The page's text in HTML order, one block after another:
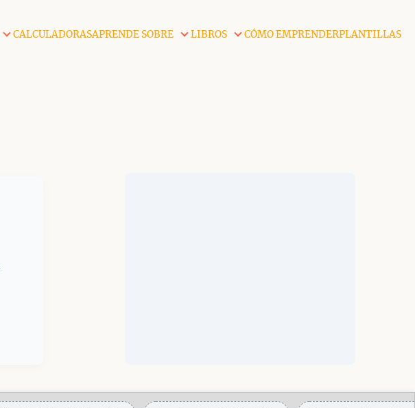
CALCULADORASAPRENDE SOBRE LIBROS CÓMO EMPRENDERPLANTILLAS